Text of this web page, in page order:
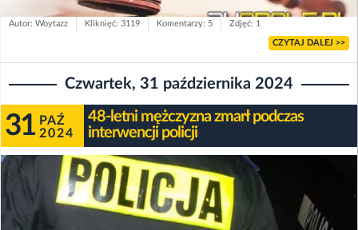
Autor: Woytazz Kliknięć: 3119 Komentarzy: 5 Zdjęć: 1
CZYTAJ DALEJ >>
Czwartek, 31 października 2024
31 PAŹ
2024
48-letni mężczyzna zmarł podczas
interwencji policji